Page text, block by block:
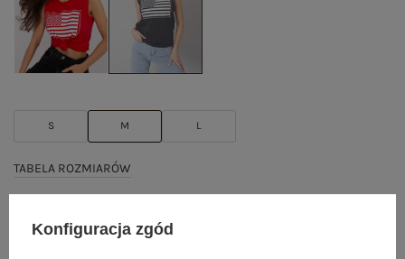
S M L
TABELA ROZMIARÓW
Konfiguracja zgód